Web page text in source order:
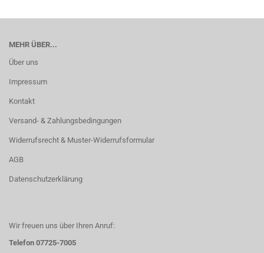
MEHR ÜBER...
Über uns
Impressum
Kontakt
Versand- & Zahlungsbedingungen
Widerrufsrecht & Muster-Widerrufsformular
AGB
Datenschutzerklärung
Wir freuen uns über Ihren Anruf:
Telefon 07725-7005